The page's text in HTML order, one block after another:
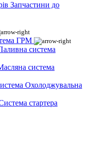
Запчастини до
ГРМ
система
система
Охолоджувальна
стартера